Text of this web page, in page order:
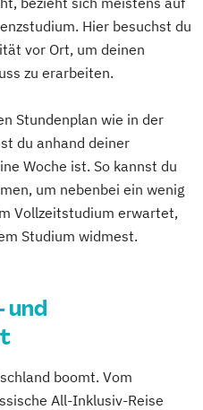
Hier besuchst du
vor Ort, um deinen
zu erarbeiten.
Stundenplan wie in der
du anhand deiner
Woche ist. So kannst du
um nebenbei ein wenig
Vollzeitstudium erwartet,
Studium widmest.
und
boomt. Vom
All-Inklusiv-Reise